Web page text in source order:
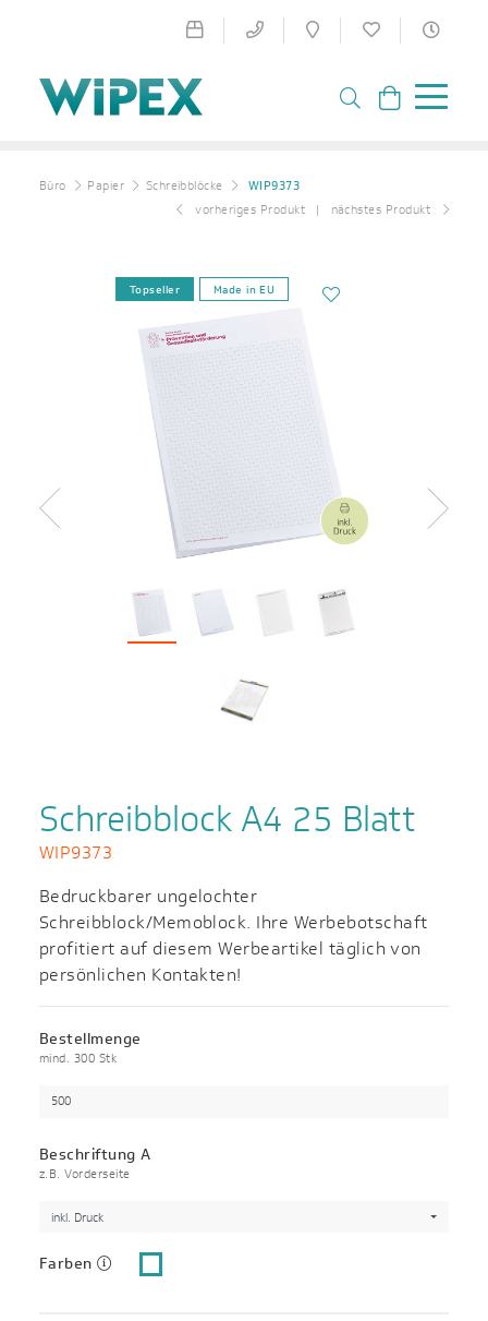
Büro Papier Schreibblöcke
WIP9373
vorheriges Produkt
nächstes Produkt
Topseller Made in EU
Zurück Weiter
Schreibblock A4 25 Blatt
WIP9373
Bedruckbarer ungelochter
Schreibblock/Memoblock. Ihre Werbebotschaft
profitiert auf diesem Werbeartikel täglich von
persönlichen Kontakten!
Bestellmenge
mind. 300 Stk
Beschriftung A
z.B. Vorderseite
inkl. Druck
Farben